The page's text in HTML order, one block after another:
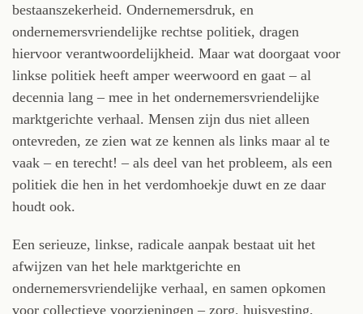
bestaanszekerheid. Ondernemersdruk, en
ondernemersvriendelijke rechtse politiek, dragen
hiervoor verantwoordelijkheid. Maar wat doorgaat voor
linkse politiek heeft amper weerwoord en gaat – al
decennia lang – mee in het ondernemersvriendelijke
marktgerichte verhaal. Mensen zijn dus niet alleen
ontevreden, ze zien wat ze kennen als links maar al te
vaak – en terecht! – als deel van het probleem, als een
politiek die hen in het verdomhoekje duwt en ze daar
houdt ook.
Een serieuze, linkse, radicale aanpak bestaat uit het
afwijzen van het hele marktgerichte en
ondernemersvriendelijke verhaal, en samen opkomen
voor collectieve voorzieningen – zorg, huisvesting,